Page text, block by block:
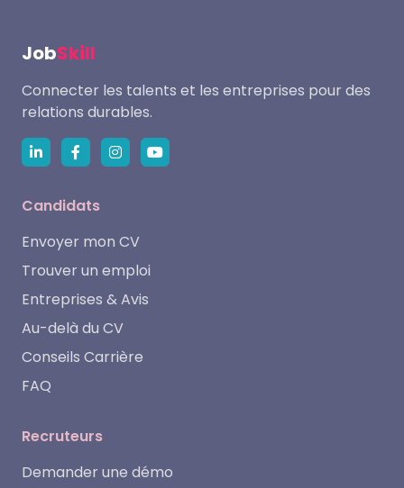
JobSkill
Connecter les talents et les entreprises pour des
relations durables.
Candidats
Envoyer mon CV
Trouver un emploi
Entreprises & Avis
Au-delà du CV
Conseils Carrière
FAQ
Recruteurs
Demander une démo